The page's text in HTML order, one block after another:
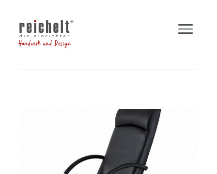
Handwerk und Design